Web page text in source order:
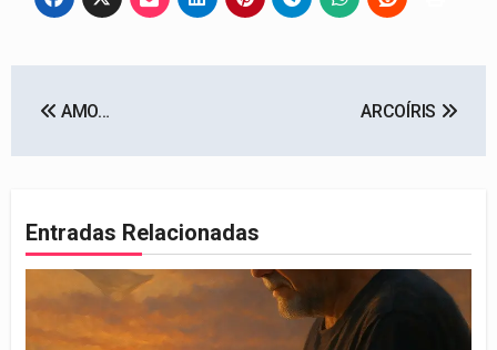
de AMO… ARCOÍRIS
Entradas Relacionadas